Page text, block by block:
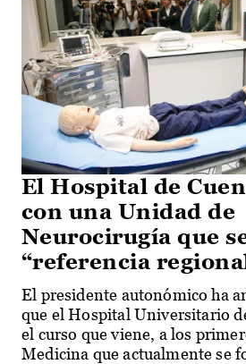
El Hospital de
con una Unidad de
Neurocirugía que
“referencia
El presidente autonómico ha
que el Hospital Universitario
el curso que viene, a los
Medicina que actualmente se